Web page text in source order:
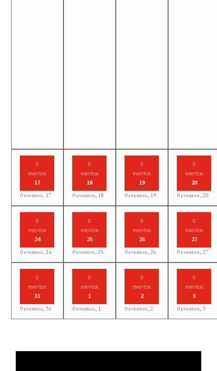
0
eventos
17
0 eventos, 17
0
eventos
18
0 eventos, 18
0
eventos
19
0 eventos, 19
0
eventos
20
0 eventos,20
0
eventos
24
0 eventos,24
0
eventos
25
0 eventos,25
0
eventos
26
0 eventos,26
0
eventos
27
0 eventos,27
0
eventos
31
0 eventos, 31
0
eventos
1
0 eventos, 1
0
eventos
2
0 eventos,2
0
eventos
3
0 eventos, 3